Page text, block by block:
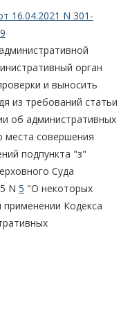
16.04.2021 N 301-
орган
и выносить
из требований статьи
об административных
места совершения
подпункта "з"
Суда
N 5 "О некоторых
Кодекса